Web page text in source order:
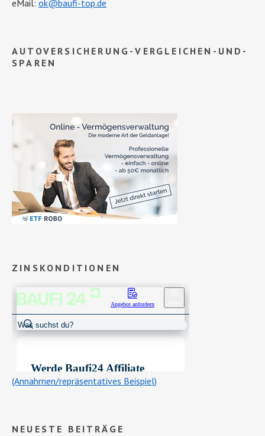
eMail: ok@baufi-top.de
AUTOVERSICHERUNG-VERGLEICHEN-UND-
SPAREN
ZINSKONDITIONEN
(Annahmen/repräsentatives Beispiel)
NEUESTE BEITRÄGE